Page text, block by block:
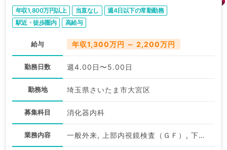
年収1,800万円以上 当直なし
週4日以下の常勤勤務
駅近・徒歩圏内
高給与
給与 年収1,300万円 ～ 2,200万円
勤務日数 週4.00日〜5.00日
勤務地 埼玉県さいたま市大宮区
募集科目 消化器内科
業務内容 一般外来, 上部内視鏡検査（ＧＦ）, 下部内視鏡検査（ＣＦ）, 一般健診・人間ドック